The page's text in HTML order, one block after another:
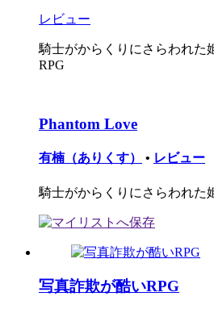
レビュー
騎士がからくりにさらわれた
RPG
Phantom Love
有楠（ありくす） • レビュー
騎士がからくりにさらわれた
写真詐欺が酷いRPG